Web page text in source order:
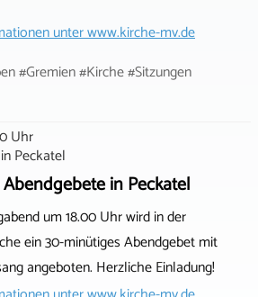
unterwww.kirche-mv.de
#Gremien #Kirche #Sitzungen
Uhr
inPeckatel
in Peckatel
um 18.00 Uhr wird in der
ein 30-minütiges Abendgebet mit
angeboten. Herzliche Einladung!